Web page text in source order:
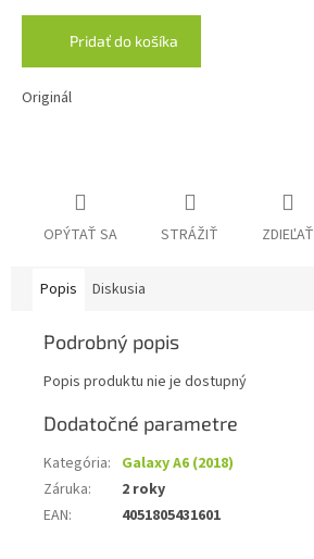
Pridať do košíka
Originál
OPÝTAŤ SA STRÁŽIŤ ZDIEĽAŤ
Popis Diskusia
Podrobný popis
Popis produktu nie je dostupný
Dodatočné parametre
Kategória: Galaxy A6 (2018)
Záruka:
2 roky
EAN: 4051805431601